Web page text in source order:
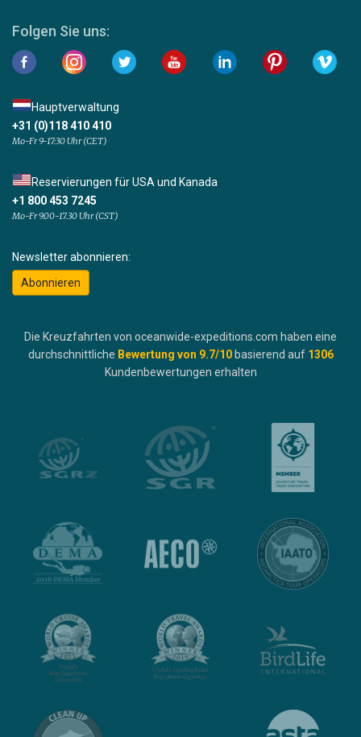
Folgen Sie uns:
Hauptverwaltung
+31 (0)118 410 410
Mo-Fr 9-17:30 Uhr (CET)
Reservierungen für USA und Kanada
+1 800 453 7245
Mo-Fr 9.00-17.30 Uhr (CST)
Newsletter abonnieren:
Abonnieren
Die Kreuzfahrten von oceanwide-expeditions.com haben eine
durchschnittliche Bewertung von 9.7/10 basierend auf 1306
Kundenbewertungen erhalten